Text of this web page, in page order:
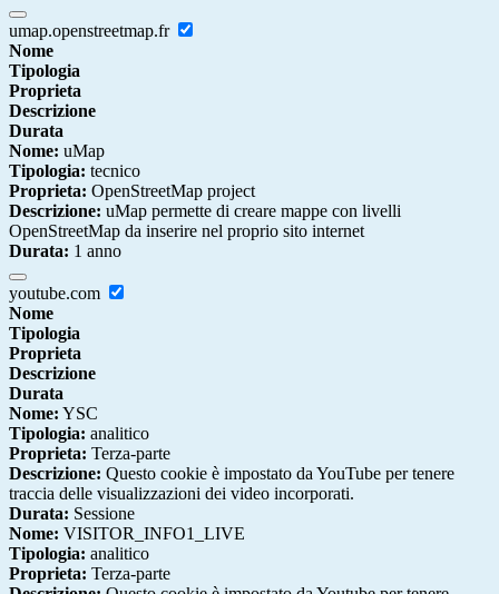
umap.openstreetmap.fr
Nome
Tipologia
Proprieta
Descrizione
Durata
Nome: uMap
Tipologia: tecnico
Proprieta: OpenStreetMap project
Descrizione: uMap permette di creare mappe con livelli
OpenStreetMap da inserire nel proprio sito internet
Durata: 1 anno
youtube.com
Nome
Tipologia
Proprieta
Descrizione
Durata
Nome: YSC
Tipologia: analitico
Proprieta: Terza-parte
Descrizione: Questo cookie è impostato da YouTube per tenere
traccia delle visualizzazioni dei video incorporati.
Durata: Sessione
Nome: VISITOR_INFO1_LIVE
Tipologia: analitico
Proprieta: Terza-parte